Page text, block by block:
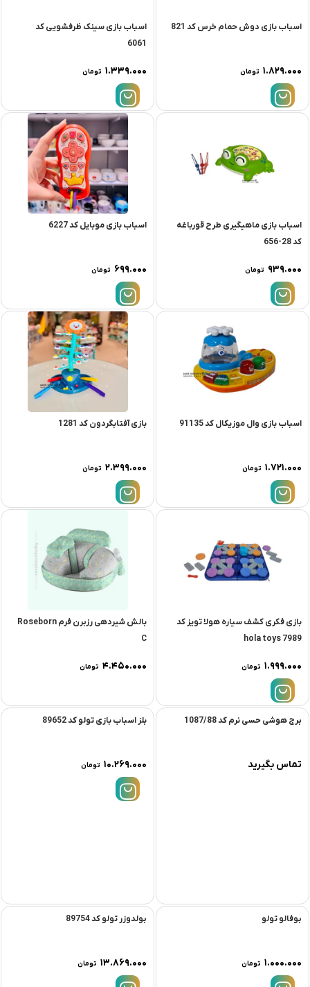
اسباب بازی دوش حمام خرس کد 821
۱.۸۲۹.۰۰۰ تومان
اسباب بازی سینک ظرفشویی کد
6061
۱.۳۳۹.۰۰۰ تومان
اسباب بازی ماهیگیری طرح قورباغه
کد 28-656
۹۳۹.۰۰۰ تومان
اسباب بازی موبایل کد 6227
۶۹۹.۰۰۰ تومان
اسباب بازی وال موزیکال کد 91135
۱.۷۲۱.۰۰۰ تومان
بازی آفتابگردون کد 1281
۲.۳۹۹.۰۰۰ تومان
بازی فکری کشف سیاره هولا تویز کد
7989 hola toys
۱.۹۹۹.۰۰۰ تومان
بالش شیردهی رزبرن فرم Roseborn
C
۴.۴۵۰.۰۰۰ تومان
بولدوزر تولو کد 89754
۱۳.۸۶۹.۰۰۰ تومان